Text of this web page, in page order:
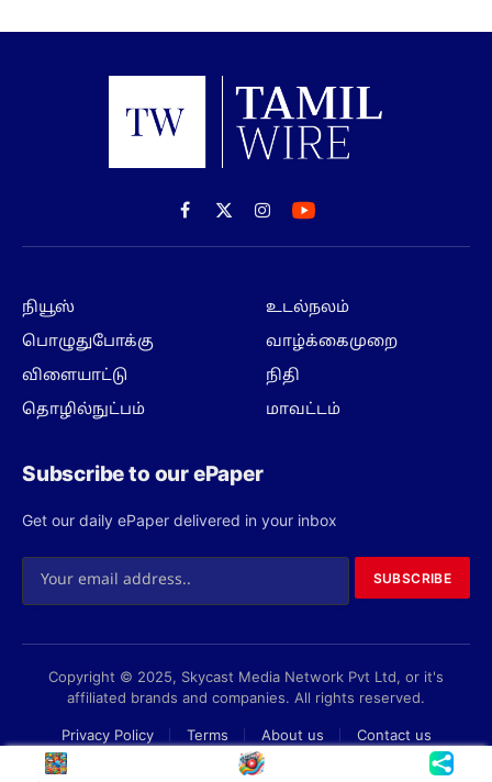
Facebook
X
(Twitter)
Instagram
நியூஸ்
பொழுதுபோக்கு
விளையாட்டு
தொழில்நுட்பம்
உடல்நலம்
வாழ்க்கைமுறை
நிதி
மாவட்டம்
Subscribe to our ePaper
Get our daily ePaper delivered in your inbox
SUBSCRIBE
Copyright © 2025, Skycast Media Network Pvt Ltd, or it's
affiliated brands and companies. All rights reserved.
Privacy Policy Terms About us Contact us